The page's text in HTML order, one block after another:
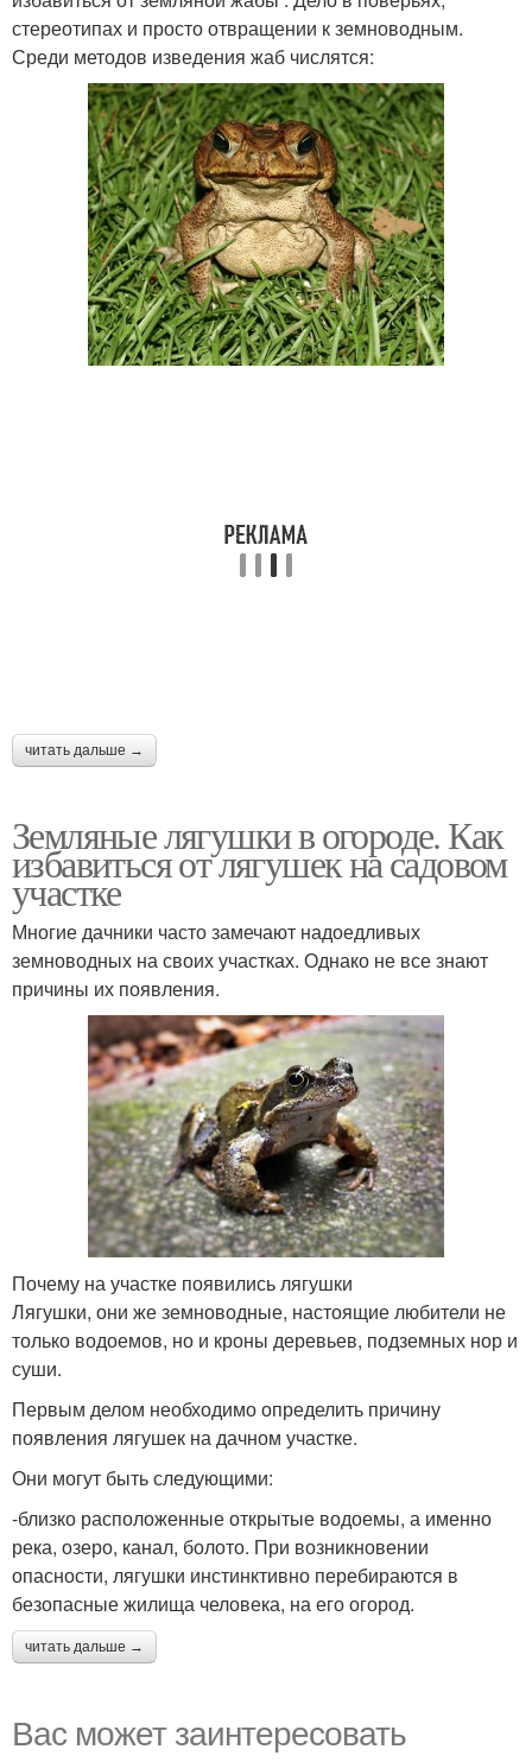
стереотипах и просто отвращении к земноводным.
Среди методов изведения жаб числятся:
читать дальше →
Земляные лягушки в огороде. Как
избавиться от лягушек на садовом
участке
Многие дачники часто замечают надоедливых
земноводных на своих участках. Однако не все знают
причины их появления.
Почему на участке появились лягушки
Лягушки, они же земноводные, настоящие любители не
только водоемов, но и кроны деревьев, подземных нор и
суши.
Первым делом необходимо определить причину
появления лягушек на дачном участке.
Они могут быть следующими:
-близко расположенные открытые водоемы, а именно
река, озеро, канал, болото. При возникновении
опасности, лягушки инстинктивно перебираются в
безопасные жилища человека, на его огород.
читать дальше →
Вас может заинтересовать